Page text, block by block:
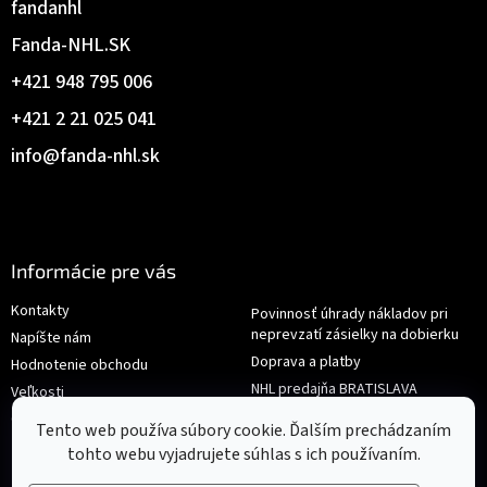
Tento web používa súbory cookie. Ďalším prechádzaním
tohto webu vyjadrujete súhlas s ich používaním.
info@fanda-nhl.sk
+421 2 21 025 041
+421 948 795 006
Fanda-NHL.SK
fandanhl
Informácie pre vás
Kontakty
Napíšte nám
Hodnotenie obchodu
Veľkosti
Obchodné podmienky
Povinnosť úhrady nákladov pri
neprevzatí zásielky na dobierku
Doprava a platby
NHL predajňa BRATISLAVA
Reklamace/Výměna